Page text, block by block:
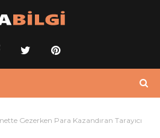
Gezerken Para Kazandıran Tarayıcı